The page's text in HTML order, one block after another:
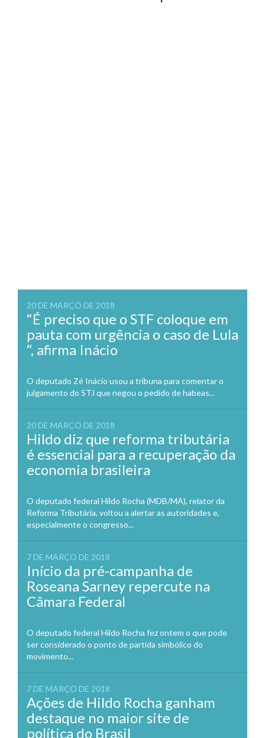
20 DE MARÇO DE 2018
“É preciso que o STF coloque em
pauta com urgência o caso de Lula
“, afirma Inácio
O deputado Zé Inácio usou a tribuna para comentar o
julgamento do STJ que negou o pedido de habeas...
20 DE MARÇO DE 2018
Hildo diz que reforma tributária
é essencial para a recuperação da
economia brasileira
O deputado federal Hildo Rocha (MDB/MA), relator da
Reforma Tributária, voltou a alertar as autoridades e,
especialmente o congresso...
7 DE MARÇO DE 2018
Início da pré-campanha de
Roseana Sarney repercute na
Câmara Federal
O deputado federal Hildo Rocha fez ontem o que pode
ser considerado o ponto de partida simbólico do
movimento...
7 DE MARÇO DE 2018
Ações de Hildo Rocha ganham
destaque no maior site de
política do Brasil